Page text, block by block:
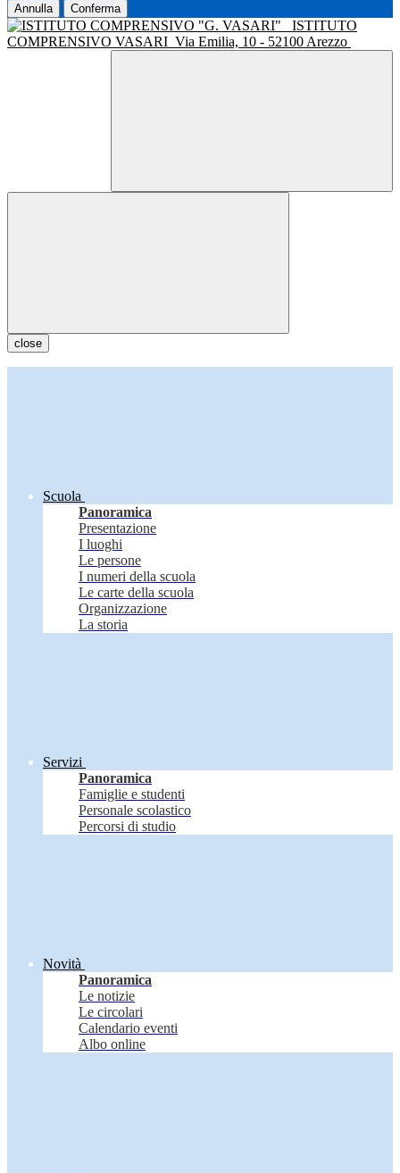
Annulla Conferma
ISTITUTO
COMPRENSIVO VASARI Via Emilia, 10 - 52100 Arezzo
close
Scuola
Panoramica
Presentazione
I luoghi
Le persone
I numeri della scuola
Le carte della scuola
Organizzazione
La storia
Servizi
Panoramica
Famiglie e studenti
Personale scolastico
Percorsi di studio
Novità
Panoramica
Le notizie
Le circolari
Calendario eventi
Albo online